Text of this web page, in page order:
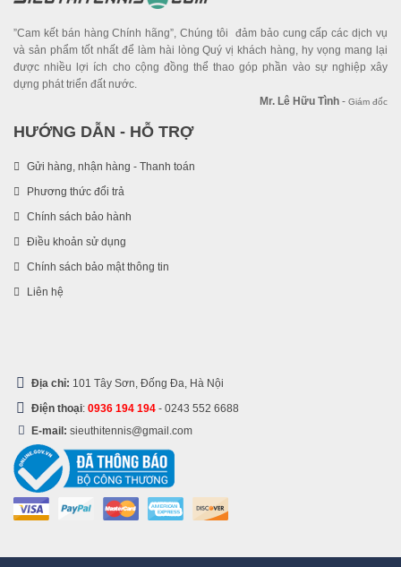
”Cam kết bán hàng Chính hãng”, Chúng tôi đảm bảo cung cấp các dịch vụ
và sản phẩm tốt nhất để làm hài lòng Quý vị khách hàng, hy vọng mang lại
được nhiều lợi ích cho cộng đồng thể thao góp phần vào sự nghiệp xây
dựng phát triển đất nước.
Mr. Lê Hữu Tình - Giám đốc
HƯỚNG DẪN - HỖ TRỢ
Gửi hàng, nhận hàng - Thanh toán
Phương thức đổi trả
Chính sách bảo hành
Điều khoản sử dụng
Chính sách bảo mật thông tin
Liên hệ
Địa chỉ: 101 Tây Sơn, Đống Đa, Hà Nội
Điện thoại: 0936 194 194 - 0243 552 6688
E-mail: sieuthitennis@gmail.com